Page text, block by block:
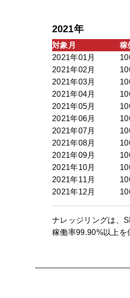
2021年
対象月 稼
2021年01月
2021年02月
2021年03月
2021年04月
2021年05月
2021年06月
2021年07月
2021年08月
2021年09月
2021年10月
2021年11月
2021年12月
ナレッジリングは、
稼働率99.90%以上を